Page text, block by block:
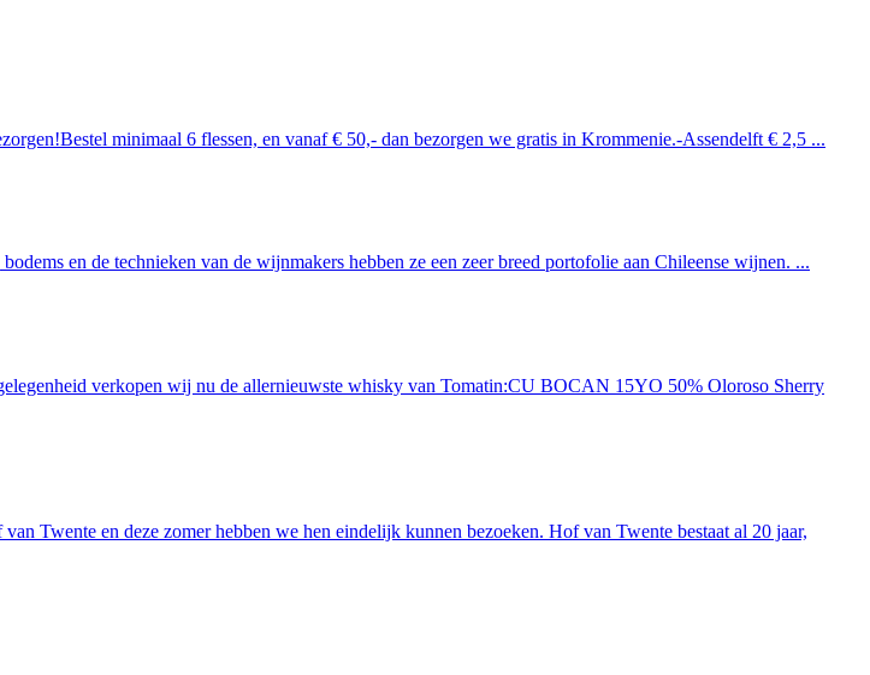
minimaal 6 flessen, en vanaf € 50,- dan bezorgen we gratis in Krommenie.-Assendelft € 2,5 ...
en de technieken van de wijnmakers hebben ze een zeer breed portofolie aan Chileense wijnen. ...
verkopen wij nu de allernieuwste whisky van Tomatin:CU BOCAN 15YO 50% Oloroso Sherry
Twente en deze zomer hebben we hen eindelijk kunnen bezoeken. Hof van Twente bestaat al 20 jaar,